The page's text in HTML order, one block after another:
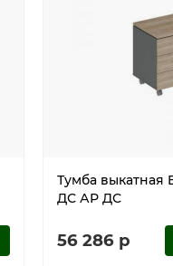
Тумба выкатная
ДС АР ДС
56 286 р